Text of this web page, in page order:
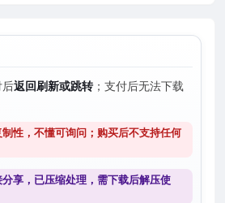
返回刷新或跳转；支付后无法下载
性，不懂可询问；购买后不支持任何
享，已压缩处理，需下载后解压使